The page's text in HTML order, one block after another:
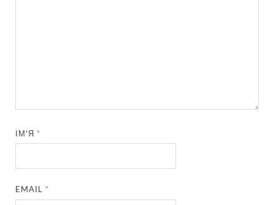
ІМ'Я *
EMAIL *